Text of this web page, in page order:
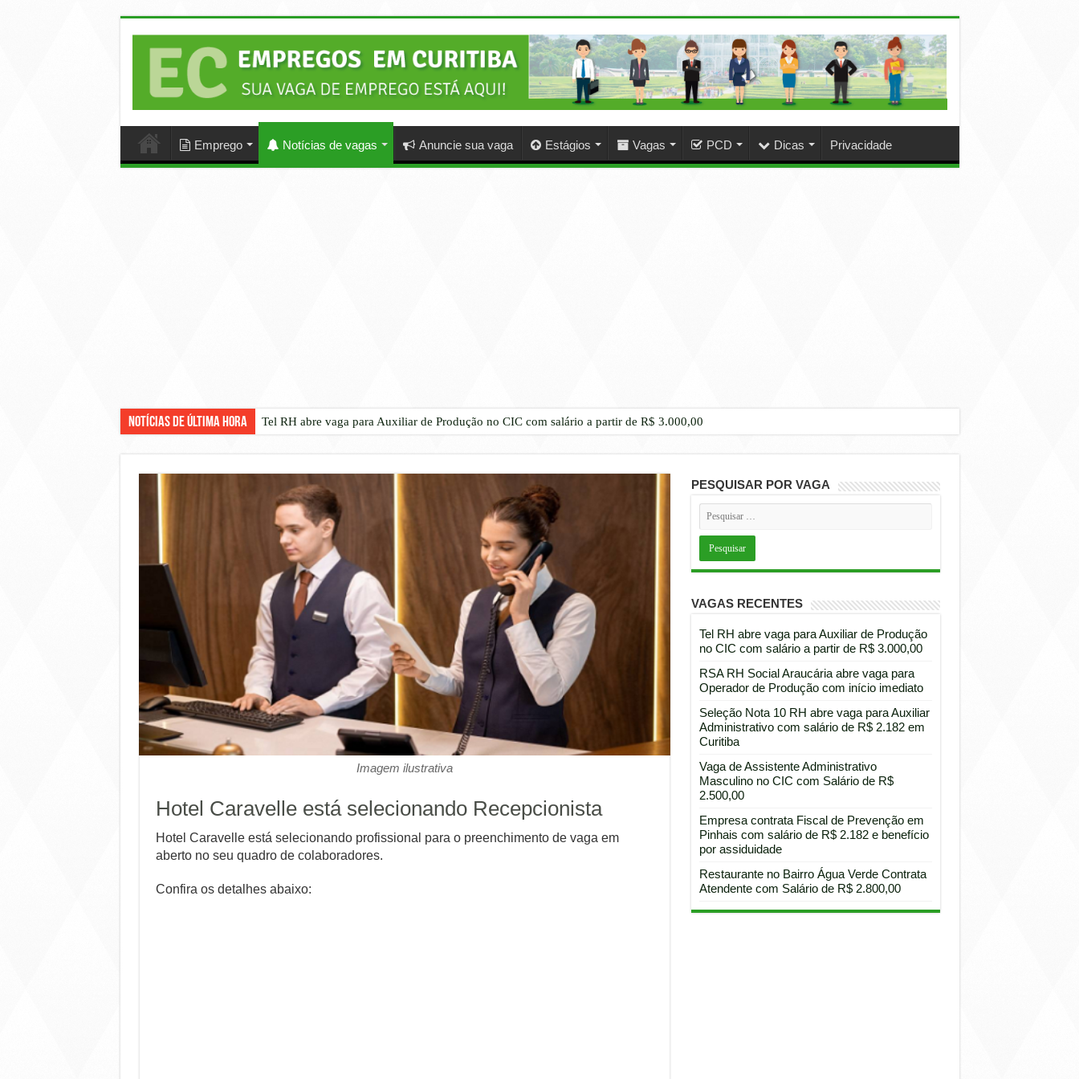
Emprego Notícias de vagas Anuncie sua vaga Estágios Vagas PCD Dicas Privacidade
Notícias de Última Hora Tel RH abre vaga para Auxiliar de Produção no CIC com salário a partir de R$ 3.000,00
Imagem ilustrativa
Hotel Caravelle está selecionando Recepcionista
Hotel Caravelle está selecionando profissional para o preenchimento de vaga em
aberto no seu quadro de colaboradores.
Confira os detalhes abaixo:
PESQUISAR POR VAGA
VAGAS RECENTES
Tel RH abre vaga para Auxiliar de Produção
no CIC com salário a partir de R$ 3.000,00
RSA RH Social Araucária abre vaga para
Operador de Produção com início imediato
Seleção Nota 10 RH abre vaga para Auxiliar
Administrativo com salário de R$ 2.182 em
Curitiba
Vaga de Assistente Administrativo
Masculino no CIC com Salário de R$
2.500,00
Empresa contrata Fiscal de Prevenção em
Pinhais com salário de R$ 2.182 e benefício
por assiduidade
Restaurante no Bairro Água Verde Contrata
Atendente com Salário de R$ 2.800,00